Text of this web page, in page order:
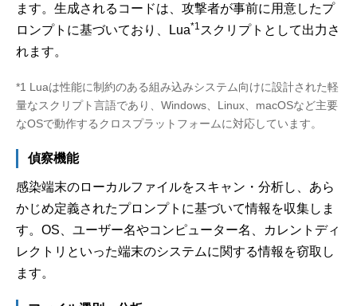
ます。生成されるコードは、攻撃者が事前に用意したプ
ロンプトに基づいており、Lua*1 スクリプトとして出力さ
れます。
*1 Luaは性能に制約のある組み込みシステム向けに設計された軽
量なスクリプト言語であり、Windows、Linux、macOSなど主要
なOSで動作するクロスプラットフォームに対応しています。
偵察機能
感染端末のローカルファイルをスキャン・分析し、あら
かじめ定義されたプロンプトに基づいて情報を収集しま
す。OS、ユーザー名やコンピューター名、カレントディ
レクトリといった端末のシステムに関する情報を窃取し
ます。